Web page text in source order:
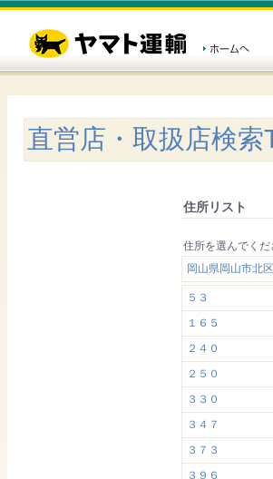
直営店・取扱店検索
住所リスト
住所を選んでくだ
岡山県岡山市北
５３
１６５
２４０
２５０
３３０
３４７
３７３
３９６